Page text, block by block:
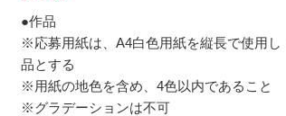
●作品
※応募用紙は、A4白色用紙を縦長で使用
品とする
※用紙の地色を含め、4色以内であること
※グラデーションは不可